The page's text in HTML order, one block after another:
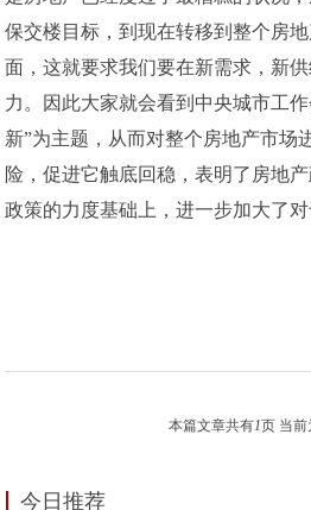
保交楼目标，到现在转移到整个房
面，这就要求我们要在新需求，新
力。因此大家就会看到中央城市工
新”为主题，从而对整个房地产市场
险，促进它触底回稳，表明了房地
政策的力度基础上，进一步加大了对
本篇文章共有1页 当前
今日推荐